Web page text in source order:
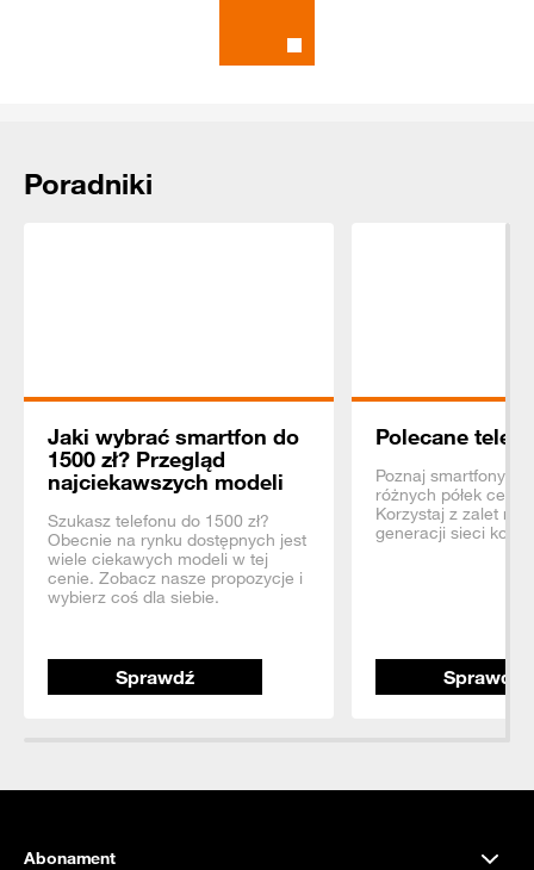
Poradniki
Jaki wybrać smartfon do
1500 zł? Przegląd
najciekawszych modeli
Szukasz telefonu do 1500 zł?
Obecnie na rynku dostępnych jest
wiele ciekawych modeli w tej
cenie. Zobacz nasze propozycje i
wybierz coś dla siebie.
Sprawdź
Polecane
Poznaj smartfony z
różnych półek
Korzystaj z zalet
generacji sieci
Sprawdź
Abonament